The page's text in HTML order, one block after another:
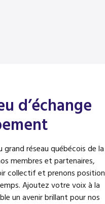
d’échange
grand réseau québécois de la
membres et partenaires,
collectif et prenons position
Ajoutez votre voix à la
un avenir brillant pour nos